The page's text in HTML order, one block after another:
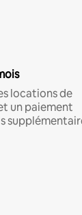
locations de
un paiement